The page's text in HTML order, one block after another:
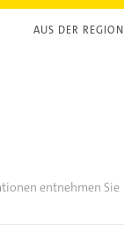
AUS DER REGION
entnehmen Sie